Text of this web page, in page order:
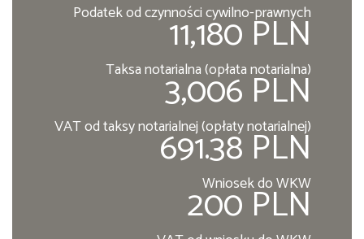
Podatek od czynności cywilno-prawnych
11,180 PLN
Taksa notarialna (opłata notarialna)
3,006 PLN
VAT od taksy notarialnej (opłaty notarialnej)
691.38 PLN
Wniosek do WKW
200 PLN